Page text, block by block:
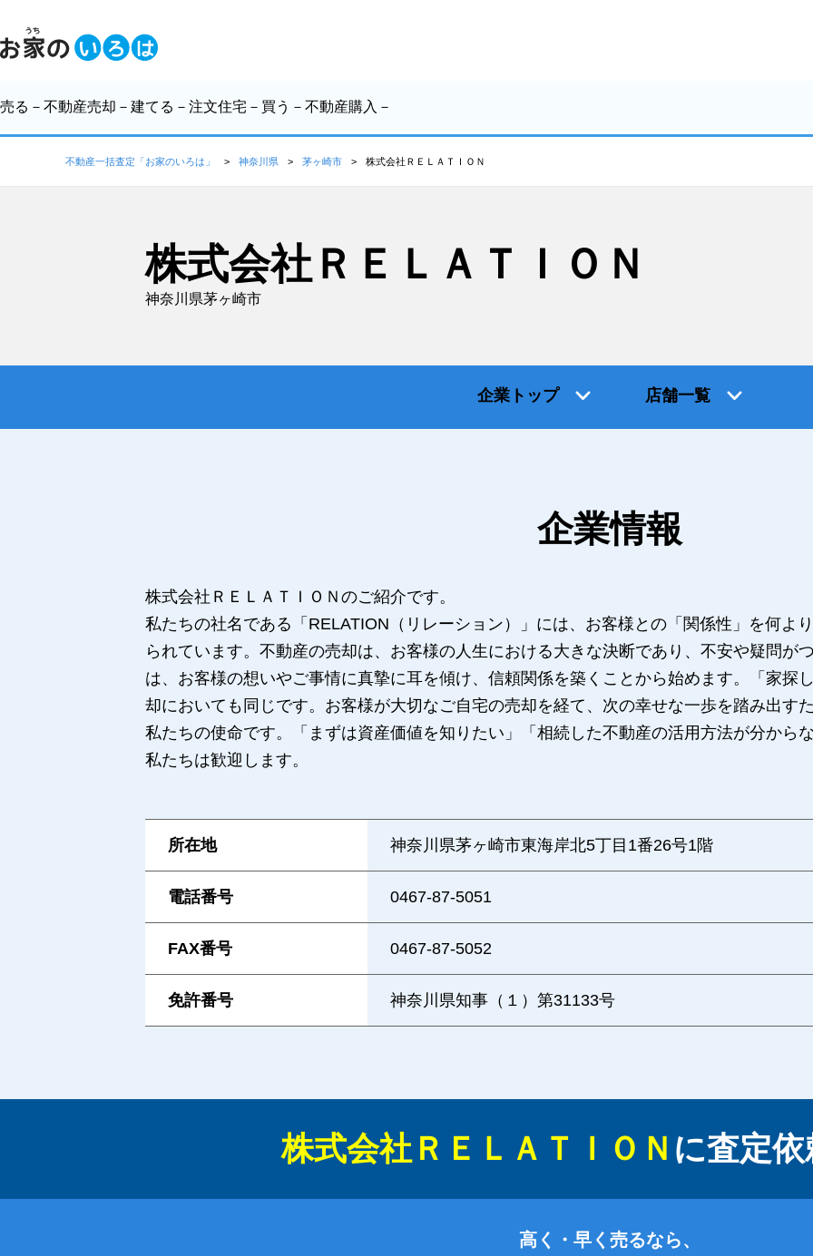
売る －不動産売却－ 建てる －注文住宅－ 買う －不動産購入－
不動産一括査定「お家のいろは」 神奈川県 茅ヶ崎市 株式会社ＲＥＬＡＴＩＯＮ
株式会社ＲＥＬＡＴＩＯＮ
神奈川県茅ヶ崎市
企業トップ 店舗一覧
企業情報
株式会社ＲＥＬＡＴＩＯＮのご紹介です。
私たちの社名である「RELATION（リレーション）」には、お客様との「関係性」を何よ
られています。不動産の売却は、お客様の人生における大きな決断であり、不安や疑問が
は、お客様の想いやご事情に真摯に耳を傾け、信頼関係を築くことから始めます。「家探
却においても同じです。お客様が大切なご自宅の売却を経て、次の幸せな一歩を踏み出す
私たちの使命です。「まずは資産価値を知りたい」「相続した不動産の活用方法が分から
私たちは歓迎します。
所在地 神奈川県茅ヶ崎市東海岸北5丁目1番26号1階
電話番号 0467-87-5051
FAX番号 0467-87-5052
免許番号 神奈川県知事（１）第31133号
株式会社ＲＥＬＡＴＩＯＮ に査定
高く・早く売るなら、